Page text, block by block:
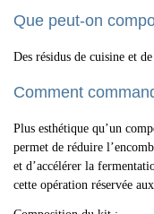
Que peut-on
Des résidus de cuisine et
Comment
Plus esthétique qu’un
permet de réduire
et d’accélérer la
cette opération réservée